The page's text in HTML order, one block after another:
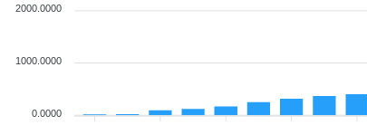
2000.0000
1000.0000
0.0000